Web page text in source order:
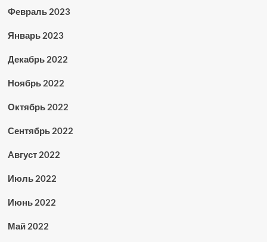
Февраль 2023
Январь 2023
Декабрь 2022
Ноябрь 2022
Октябрь 2022
Сентябрь 2022
Август 2022
Июль 2022
Июнь 2022
Май 2022